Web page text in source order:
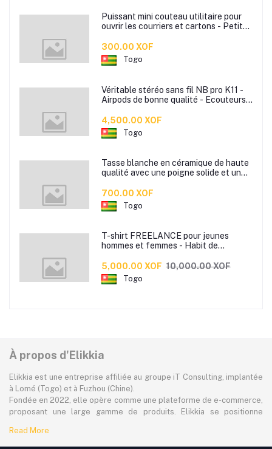
Puissant mini couteau utilitaire pour
ouvrir les courriers et cartons - Petite
lame portable disponible en plusieurs
couleurs
300.00 XOF
Togo
Véritable stéréo sans fil NB pro K11 -
Airpods de bonne qualité - Ecouteurs
4,500.00 XOF
Togo
Tasse blanche en céramique de haute
qualité avec une poigne solide et un
votre café ou the.
700.00 XOF
Togo
T-shirt FREELANCE pour jeunes
hommes et femmes - Habit de
disponible en 3 couleurs
5,000.00 XOF 10,000.00 XOF
Togo
À propos d'Elikkia
Elikkia est une entreprise affiliée au groupe iT Consulting, implantée
à Lomé (Togo) et à Fuzhou (Chine).
Fondée en 2022, elle opère comme une plateforme de e-commerce,
proposant une large gamme de produits. Elikkia se positionne
offrant à la fois la possibilité d'acheter localement et directement
depuis la Chine.
Read More